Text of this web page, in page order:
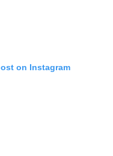
on Instagram